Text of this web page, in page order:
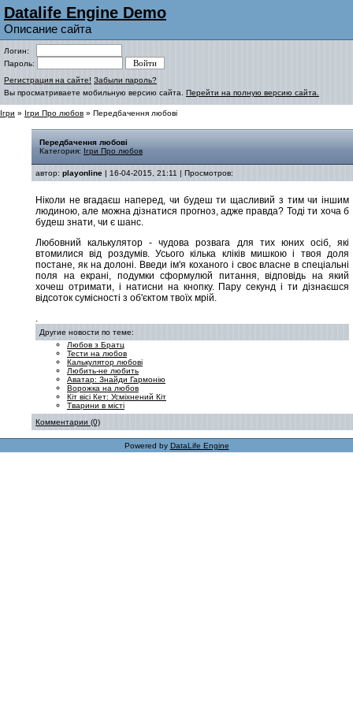
Datalife Engine Demo
Описание сайта
Логин:
Пароль:
Регистрация на сайте! Забыли пароль?
Вы просматриваете мобильную версию сайта. Перейти на полную версию сайта.
Ігри » Ігри Про любов » Передбачення любові
Передбачення любові
Категория: Ігри Про любов
автор: playonline | 16-04-2015, 21:11 | Просмотров:
Ніколи не вгадаєш наперед, чи будеш ти щасливий з тим чи іншим
людиною, але можна дізнатися прогноз, адже правда? Тоді ти хоча б
будеш знати, чи є шанс.
Любовний калькулятор - чудова розвага для тих юних осіб, які
втомилися від роздумів. Усього кілька кліків мишкою і твоя доля
постане, як на долоні. Введи ім'я коханого і своє власне в спеціальні
поля на екрані, подумки сформулюй питання, відповідь на який
хочеш отримати, і натисни на кнопку. Пару секунд і ти дізнаєшся
відсоток сумісності з об'єктом твоїх мрій.
.
Другие новости по теме:
Любов з Братц
Тести на любов
Калькулятор любові
Любить-не любить
Аватар: Знайди Гармонію
Ворожка на любов
Кіт вісі Кет: Усміхнений Кіт
Тварини в місті
Комментарии (0)
Powered by DataLife Engine